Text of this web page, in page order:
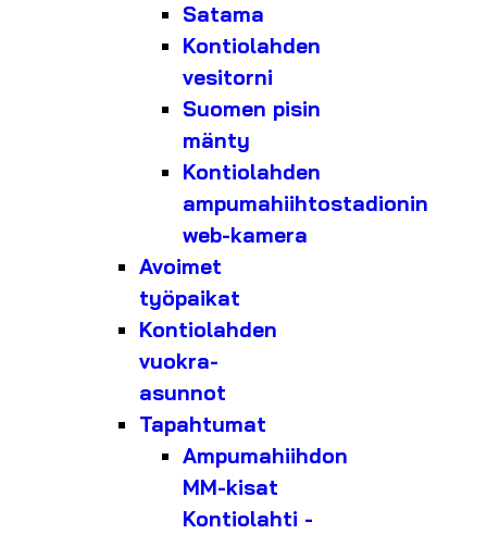
Satama
Kontiolahden
vesitorni
Suomen pisin
mänty
Kontiolahden
ampumahiihtostadionin
web-kamera
Avoimet
työpaikat
Kontiolahden
vuokra-
asunnot
Tapahtumat
Ampumahiihdon
MM-kisat
Kontiolahti -